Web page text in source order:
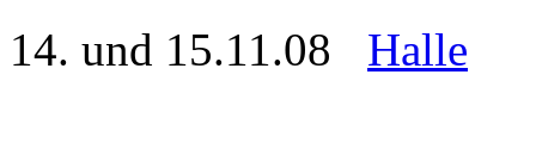
14. und 15.11.08 Halle